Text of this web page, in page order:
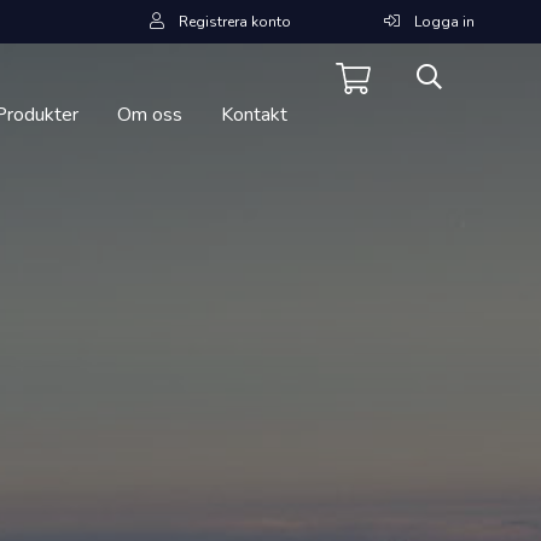
Registrera konto Logga in
Om oss Kontakt